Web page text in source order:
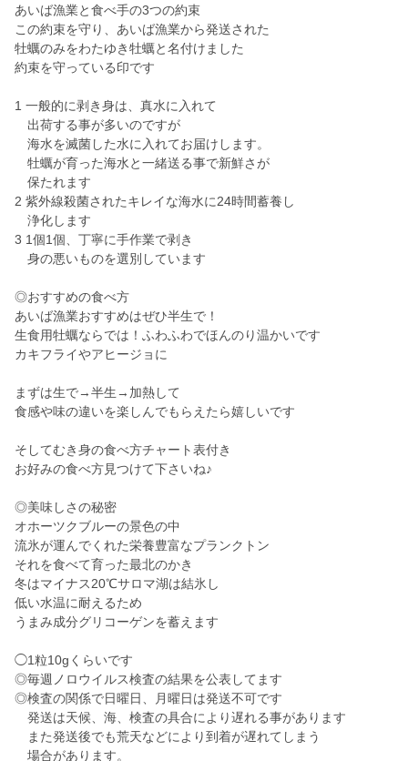
あいば漁業と食べ手の3つの約束
この約束を守り、あいば漁業から発送された
牡蠣のみをわたゆき牡蠣と名付けました
約束を守っている印です
1 一般的に剥き身は、真水に入れて
出荷する事が多いのですが
海水を滅菌した水に入れてお届けします。
牡蠣が育った海水と一緒送る事で新鮮さが
保たれます
2 紫外線殺菌されたキレイな海水に24時間蓄養し
浄化します
3 1個1個、丁寧に手作業で剥き
身の悪いものを選別しています
◎おすすめの食べ方
あいば漁業おすすめはぜひ半生で！
生食用牡蠣ならでは！ふわふわでほんのり温かいです
カキフライやアヒージョに
まずは生で→半生→加熱して
食感や味の違いを楽しんでもらえたら嬉しいです
そしてむき身の食べ方チャート表付き
お好みの食べ方見つけて下さいね♪
◎美味しさの秘密
オホーツクブルーの景色の中
流氷が運んでくれた栄養豊富なプランクトン
それを食べて育った最北のかき
冬はマイナス20℃サロマ湖は結氷し
低い水温に耐えるため
うまみ成分グリコーゲンを蓄えます
◯1粒10gくらいです
◎毎週ノロウイルス検査の結果を公表してます
◎検査の関係で日曜日、月曜日は発送不可です
発送は天候、海、検査の具合により遅れる事があります
また発送後でも荒天などにより到着が遅れてしまう
場合があります。